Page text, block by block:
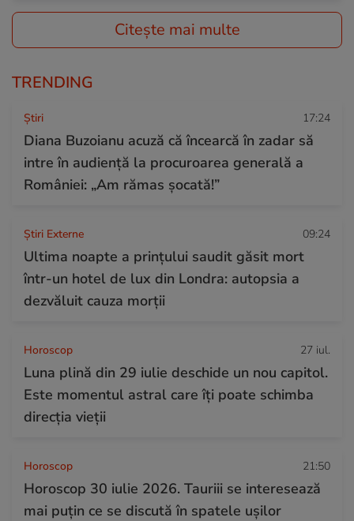
Citește mai multe
TRENDING
Ştiri 17:24
Diana Buzoianu acuză că încearcă în zadar să
intre în audiență la procuroarea generală a
României: „Am rămas șocată!”
Știri Externe 09:24
Ultima noapte a prințului saudit găsit mort
într-un hotel de lux din Londra: autopsia a
dezvăluit cauza morții
Horoscop 27 iul.
Luna plină din 29 iulie deschide un nou capitol.
Este momentul astral care îți poate schimba
direcția vieții
Horoscop 21:50
Horoscop 30 iulie 2026. Tauriii se interesează
mai puțin ce se discută în spatele ușilor